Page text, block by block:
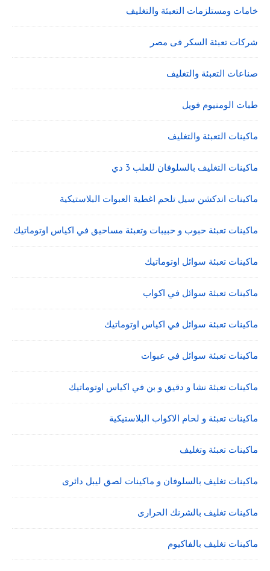
خامات ومستلزمات التعبئة والتغليف
شركات تعبئة السكر فى مصر
صناعات التعبئة والتغليف
طبات الومنيوم فويل
ماكينات التعبئة والتغليف
ماكينات التغليف بالسلوفان للعلب 3 دي
ماكينات اندكشن سيل تلحم اغطية العبوات البلاستيكية
ماكينات تعبئة حبوب و حبيبات وتعبئة مساحيق في اكياس اوتوماتيك
ماكينات تعبئة سوائل اوتوماتيك
ماكينات تعبئة سوائل في اكواب
ماكينات تعبئة سوائل في اكياس اوتوماتيك
ماكينات تعبئة سوائل في عبوات
ماكينات تعبئة نشا و دقيق و بن في اكياس اوتوماتيك
ماكينات تعبئة و لحام الاكواب البلاستيكية
ماكينات تعبئة وتغليف
ماكينات تغليف بالسلوفان و ماكينات لصق ليبل دائرى
ماكينات تغليف بالشرنك الحرارى
ماكينات تغليف بالفاكيوم